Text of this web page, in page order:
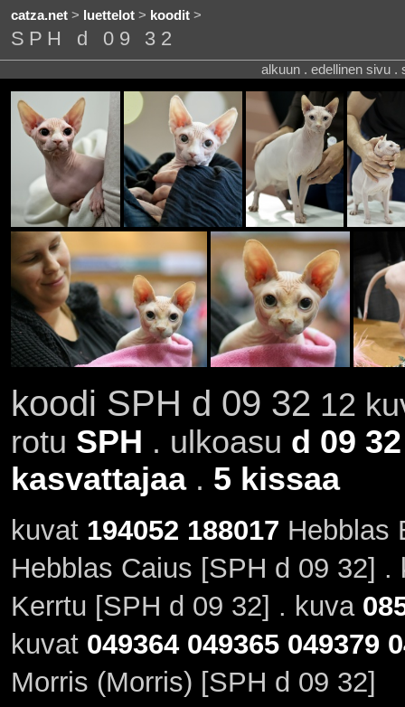
catza.net> luettelot> koodit>
SPH d 09 32
alkuun . edellinen sivu .
koodi SPH d 09 32 12
rotu SPH . ulkoasu d 09 32
kasvattajaa. 5 kissaa
kuvat 194052 188017 Hebblas
Hebblas Caius [SPH d 09 32]
Kerrtu [SPH d 09 32] . kuva
kuvat 049364 049365 049379
Morris (Morris) [SPH d 09 32]